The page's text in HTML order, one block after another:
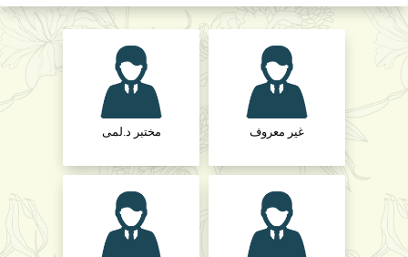
غير معروف مختبر د.لمى